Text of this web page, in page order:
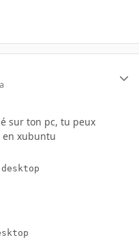
sur ton pc, tu peux
en xubuntu